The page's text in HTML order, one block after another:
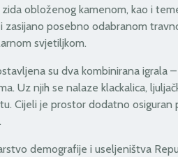
obloženog kamenom, kao i
posebno odabranom
svjetiljkom.
su dva kombinirana igrala
Uz njih se nalaze klackalica,
Cijeli je prostor dodatno osiguran
demografije i useljeništva